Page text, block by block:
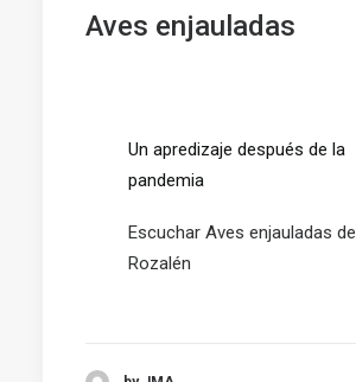
Aves enjauladas
Un apredizaje después de la
pandemia
Escuchar Aves enjauladas de
Rozalén